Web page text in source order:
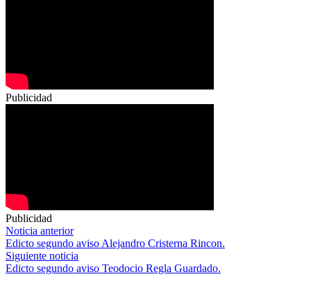
Publicidad
Publicidad
Navegación
de
entradas
Noticia anterior
Edicto segundo aviso Alejandro Cristerna Rincon.
Siguiente noticia
Edicto segundo aviso Teodocio Regla Guardado.